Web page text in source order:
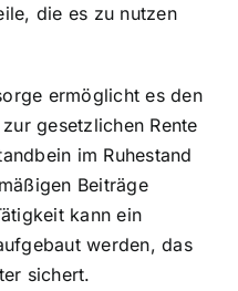
die es zu nutzen
ermöglicht es den
gesetzlichen Rente
im Ruhestand
Beiträge
kann ein
werden, das
sichert.